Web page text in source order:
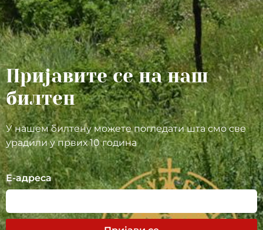
Пријавите се на наш
билтен
У нашем билтену можете погледати шта смо све
урадили у првих 10 година
Е-адреса